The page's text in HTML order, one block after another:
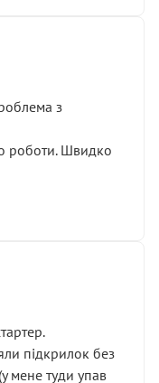
з
роботи. Швидко
підкрилок без
мене туди упав